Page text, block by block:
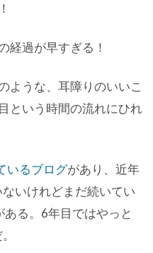
経過が早すぎる！
ような、耳障りのいいこ
という時間の流れにひれ
いるブログがあり、近年
いけれどまだ続いてい
る。6年目ではやっと